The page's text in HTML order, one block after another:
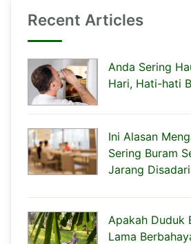
Recent Articles
Anda Sering
Hari, Hati-hati
Ini Alasan
Sering Buram
Jarang Disadari
Apakah Duduk
Lama